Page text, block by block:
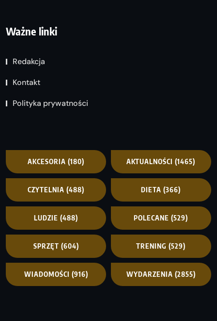
Ważne linki
Redakcja
Kontakt
Polityka prywatności
AKCESORIA (180) AKTUALNOŚCI (1465)
CZYTELNIA (488) DIETA (366)
LUDZIE (488) POLECANE (529)
SPRZĘT (604) TRENING (529)
WIADOMOŚCI (916) WYDARZENIA (2855)